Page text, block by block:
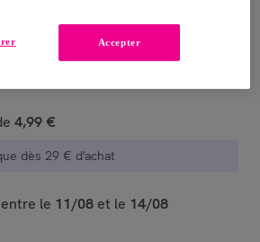
4,99 €
dès 29 € d'achat
le 11/08 et le 14/08
Accepter